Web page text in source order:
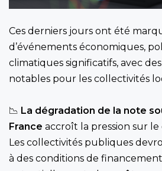
Ces derniers jours ont été
d’événements économiques,
climatiques significatifs, avec
notables pour les collectivités
📉 La dégradation de la note
France accroît la pression sur
Les collectivités publiques
à des conditions de